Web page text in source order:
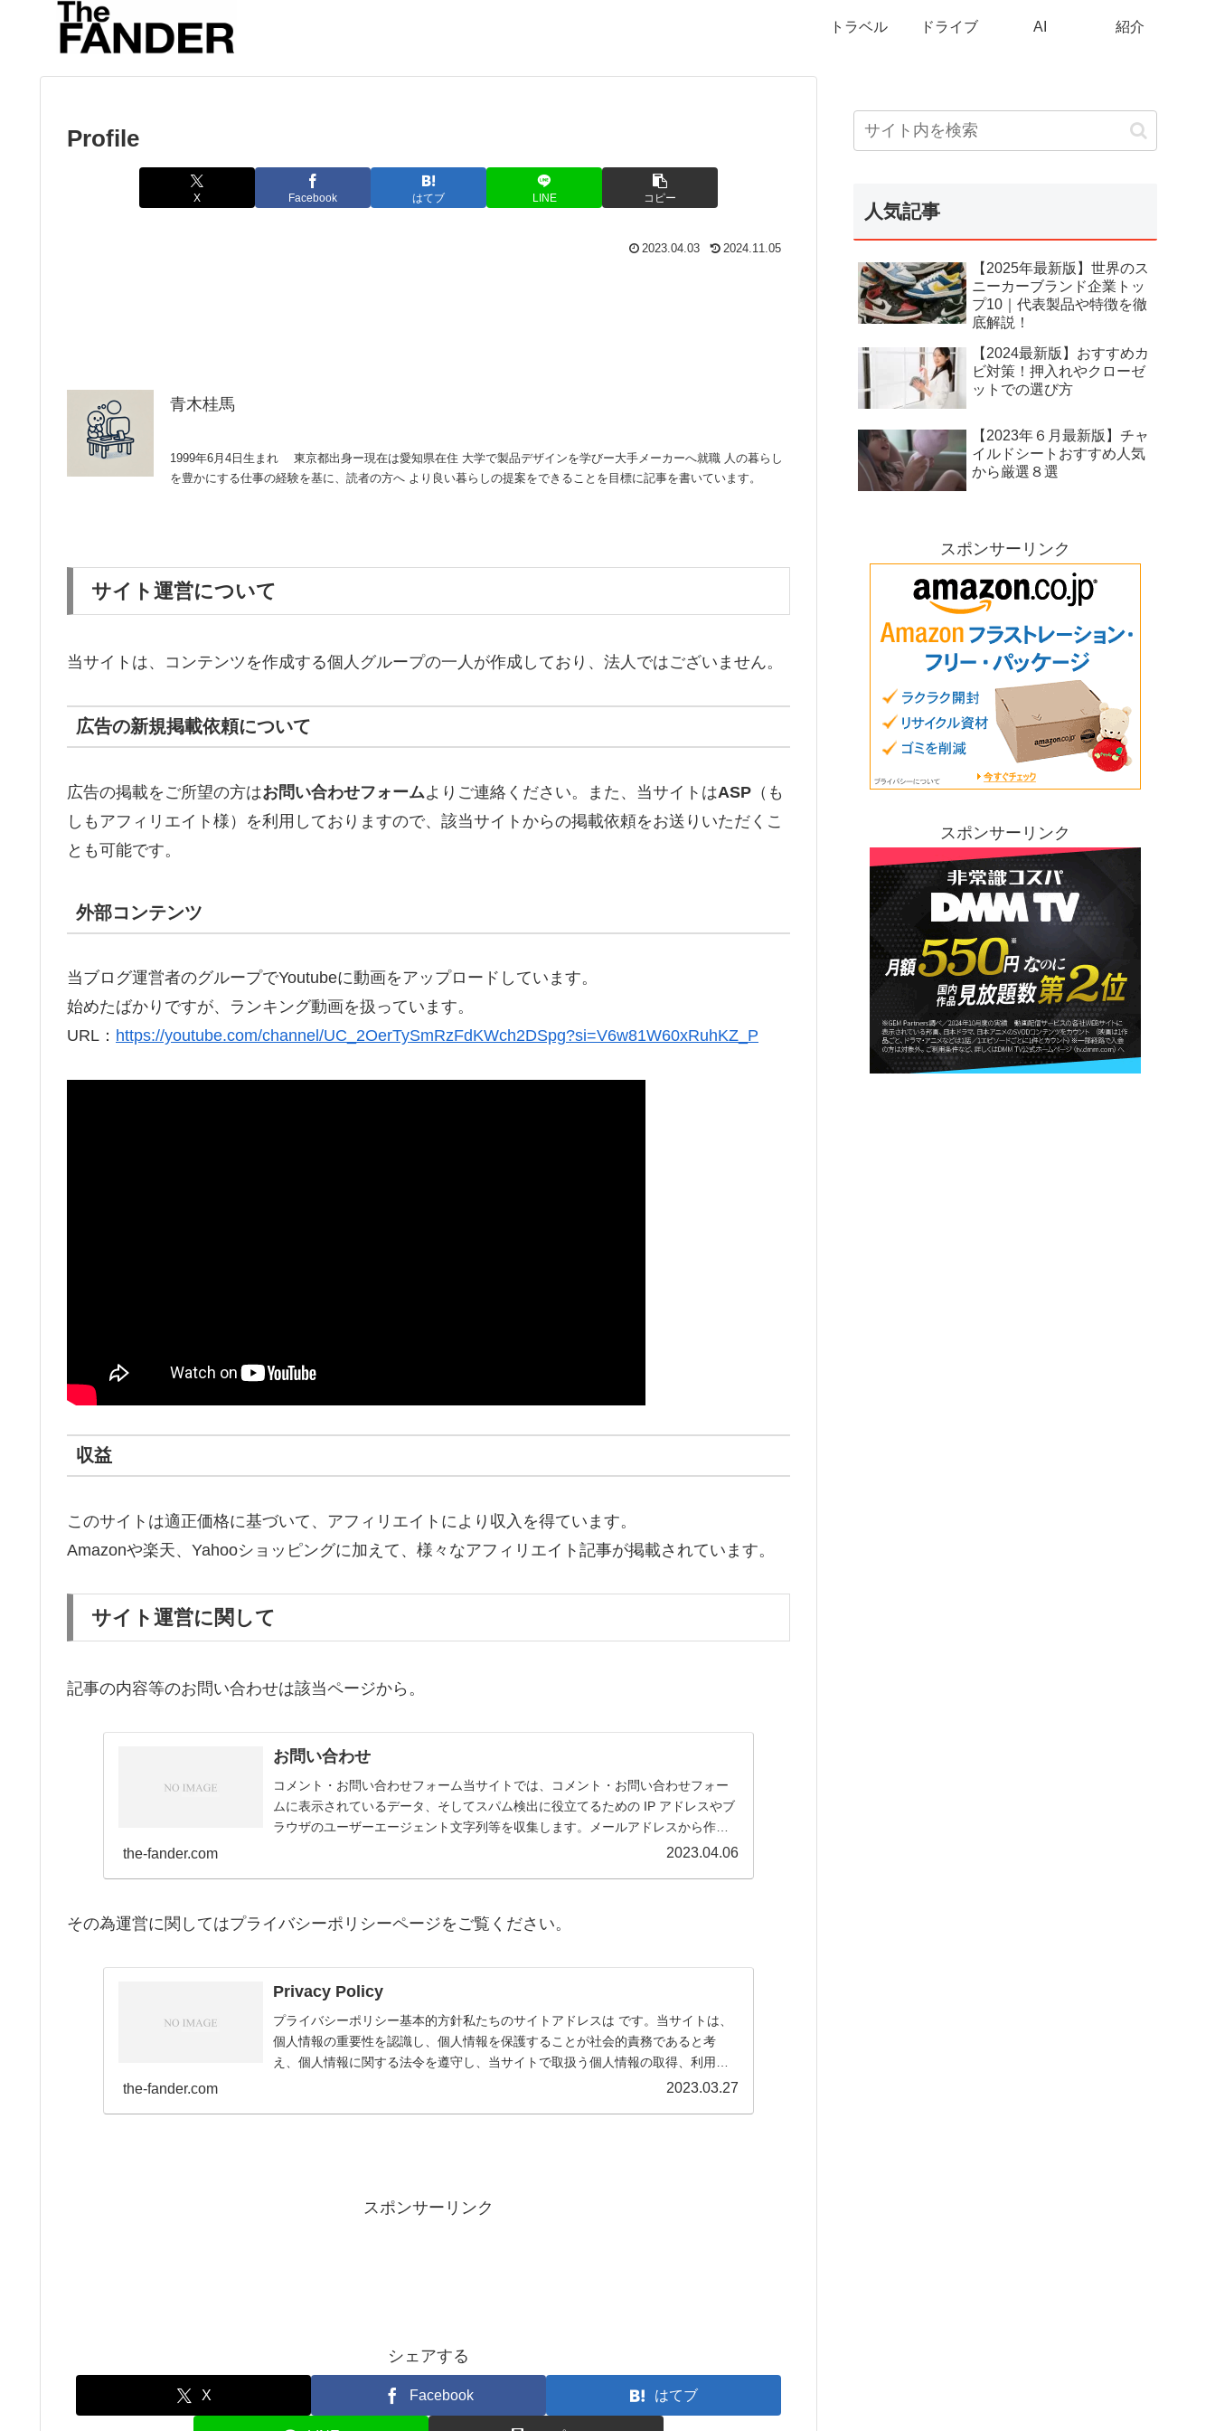
トラベル ドライブ AI 紹介
Profile
X Facebook はてブ LINE コピー
2023.04.03 2024.11.05
青木桂馬
1999年6月4日生まれ 東京都出身ー現在は愛知県在住 大学で製品デザインを学びー大手メーカーへ就職 人の暮らし
を豊かにする仕事の経験を基に、読者の方へ より良い暮らしの提案をできることを目標に記事を書いています。
サイト運営について
当サイトは、コンテンツを作成する個人グループの一人が作成しており、法人ではございません。
広告の新規掲載依頼について
広告の掲載をご所望の方はお問い合わせフォームよりご連絡ください。また、当サイトはASP （も
しもアフィリエイト様）を利用しておりますので、該当サイトからの掲載依頼をお送りいただくこ
とも可能です。
外部コンテンツ
当ブログ運営者のグループでYoutubeに動画をアップロードしています。
始めたばかりですが、ランキング動画を扱っています。
URL： https://youtube.com/channel/UC_2OerTySmRzFdKWch2DSpg?si=V6w81W60xRuhKZ_P
収益
このサイトは適正価格に基づいて、アフィリエイトにより収入を得ています。
Amazonや楽天、Yahooショッピングに加えて、様々なアフィリエイト記事が掲載されています。
サイト運営に関して
記事の内容等のお問い合わせは該当ページから。
お問い合わせ
コメント・お問い合わせフォーム当サイトでは、コメント・お問い合わせフォー
ムに表示されているデータ、そしてスパム検出に役立てるための IP アドレスやブ
ラウザのユーザーエージェント文字列等を収集します。メールアドレスから作成
the-fander.com 2023.04.06
その為運営に関してはプライバシーポリシーページをご覧ください。
Privacy Policy
プライバシーポリシー基本的方針私たちのサイトアドレスは です。当サイトは、
個人情報の重要性を認識し、個人情報を保護することが社会的責務であると考
え、個人情報に関する法令を遵守し、当サイトで取扱う個人情報の取得、利用、
the-fander.com 2023.03.27
スポンサーリンク
シェアする
X Facebook はてブ
人気記事
【2025年最新版】世界のス
ニーカーブランド企業トッ
プ10｜代表製品や特徴を徹
底解説！
【2024最新版】おすすめカ
ビ対策！押入れやクローゼ
ットでの選び方
【2023年６月最新版】チャ
イルドシートおすすめ人気
から厳選８選
スポンサーリンク
スポンサーリンク